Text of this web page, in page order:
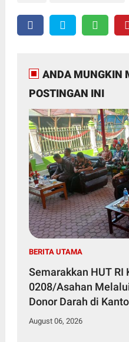
ANDA MUNGKIN
POSTINGAN INI
BERITA UTAMA
Semarakkan HUT RI
0208/Asahan
Donor Darah di
August 06, 2026